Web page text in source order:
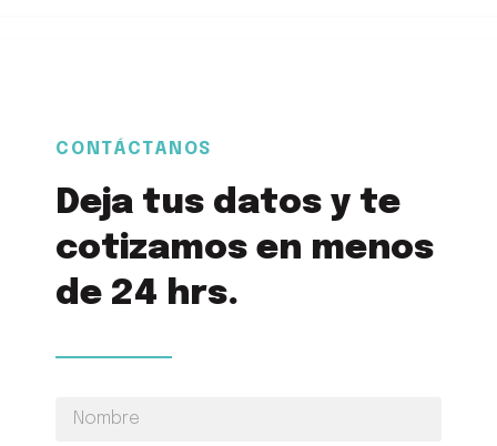
CONTÁCTANOS
Deja tus datos y te
cotizamos en menos
de 24 hrs.